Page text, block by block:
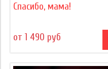
Спасибо, мама!
от 1 490 руб